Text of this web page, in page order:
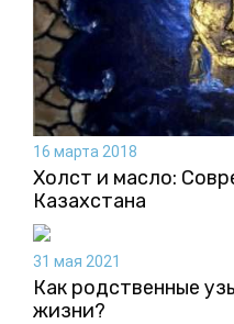
16 марта 2018
Холст и масло:
Казахстана
31 мая 2021
Как родственные
жизни?